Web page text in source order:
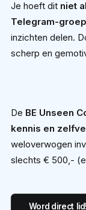
Je hoeft dit niet
Telegram-groep
inzichten delen.
scherp en
De BE Unseen
kennis en
weloverwogen
slechts € 500,-
Word direct lid!